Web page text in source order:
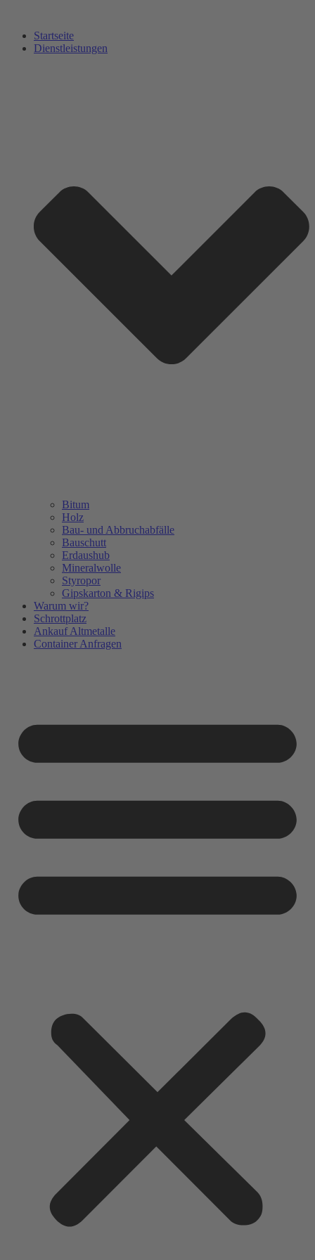
Startseite
Dienstleistungen
Bitum
Holz
Bau- und Abbruchabfälle
Bauschutt
Erdaushub
Mineralwolle
Styropor
Gipskarton & Rigips
Warum wir?
Schrottplatz
Ankauf Altmetalle
Container Anfragen